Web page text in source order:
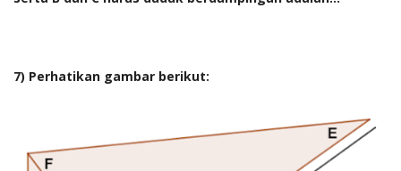
7) Perhatikan gambar berikut: